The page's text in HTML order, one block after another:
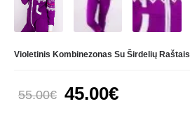
Violetinis Kombinezonas Su Širdelių Raštais
55.00€ 45.00€